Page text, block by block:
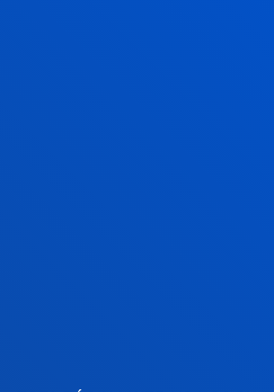
GESTIONES Y TRÁMITES